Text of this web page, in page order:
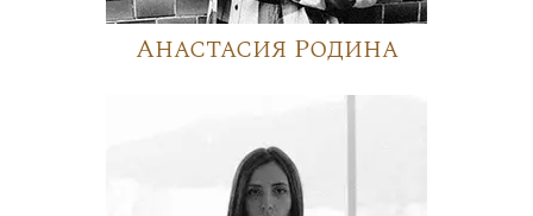
Анастасия Родина